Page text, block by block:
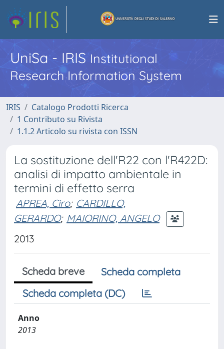
UniSa - IRISInstitutional
Research Information System
IRIS
Catalogo Prodotti Ricerca
1 Contributo su Rivista
1.1.2 Articolo su rivista con ISSN
La sostituzione dell'R22 con l'R422D:
analisi di impatto ambientale in
termini di effetto serra
APREA, Ciro; CARDILLO,
GERARDO; MAIORINO, ANGELO
2013
Scheda breve
Scheda completa
Scheda completa (DC)
Anno
2013